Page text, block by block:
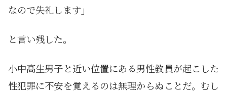
なので失礼します」
と言い残した。
小中高生男子と近い位置にある男性教員が起こした
性犯罪に不安を覚えるのは無理からぬことだ。むし